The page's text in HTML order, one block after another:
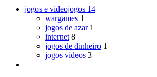
jogos e videojogos 14
wargames 1
jogos de azar 1
internet 8
jogos de dinheiro 1
jogos vídeos 3